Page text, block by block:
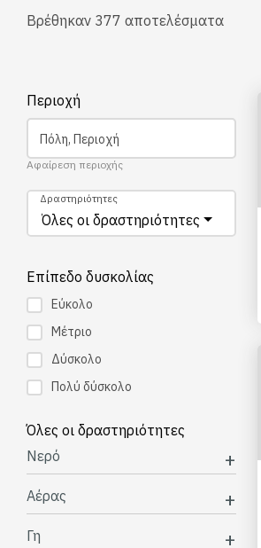
Βρέθηκαν 377 αποτελέσματα
Περιοχή
Πόλη, Περιοχή
Αφαίρεση περιοχής
Όλες οι δραστηριότητες
Δραστηριότητες
Επίπεδο δυσκολίας
Εύκολο
Μέτριο
Δύσκολο
Πολύ δύσκολο
Όλες οι δραστηριότητες
Νερό
Αέρας
Γη